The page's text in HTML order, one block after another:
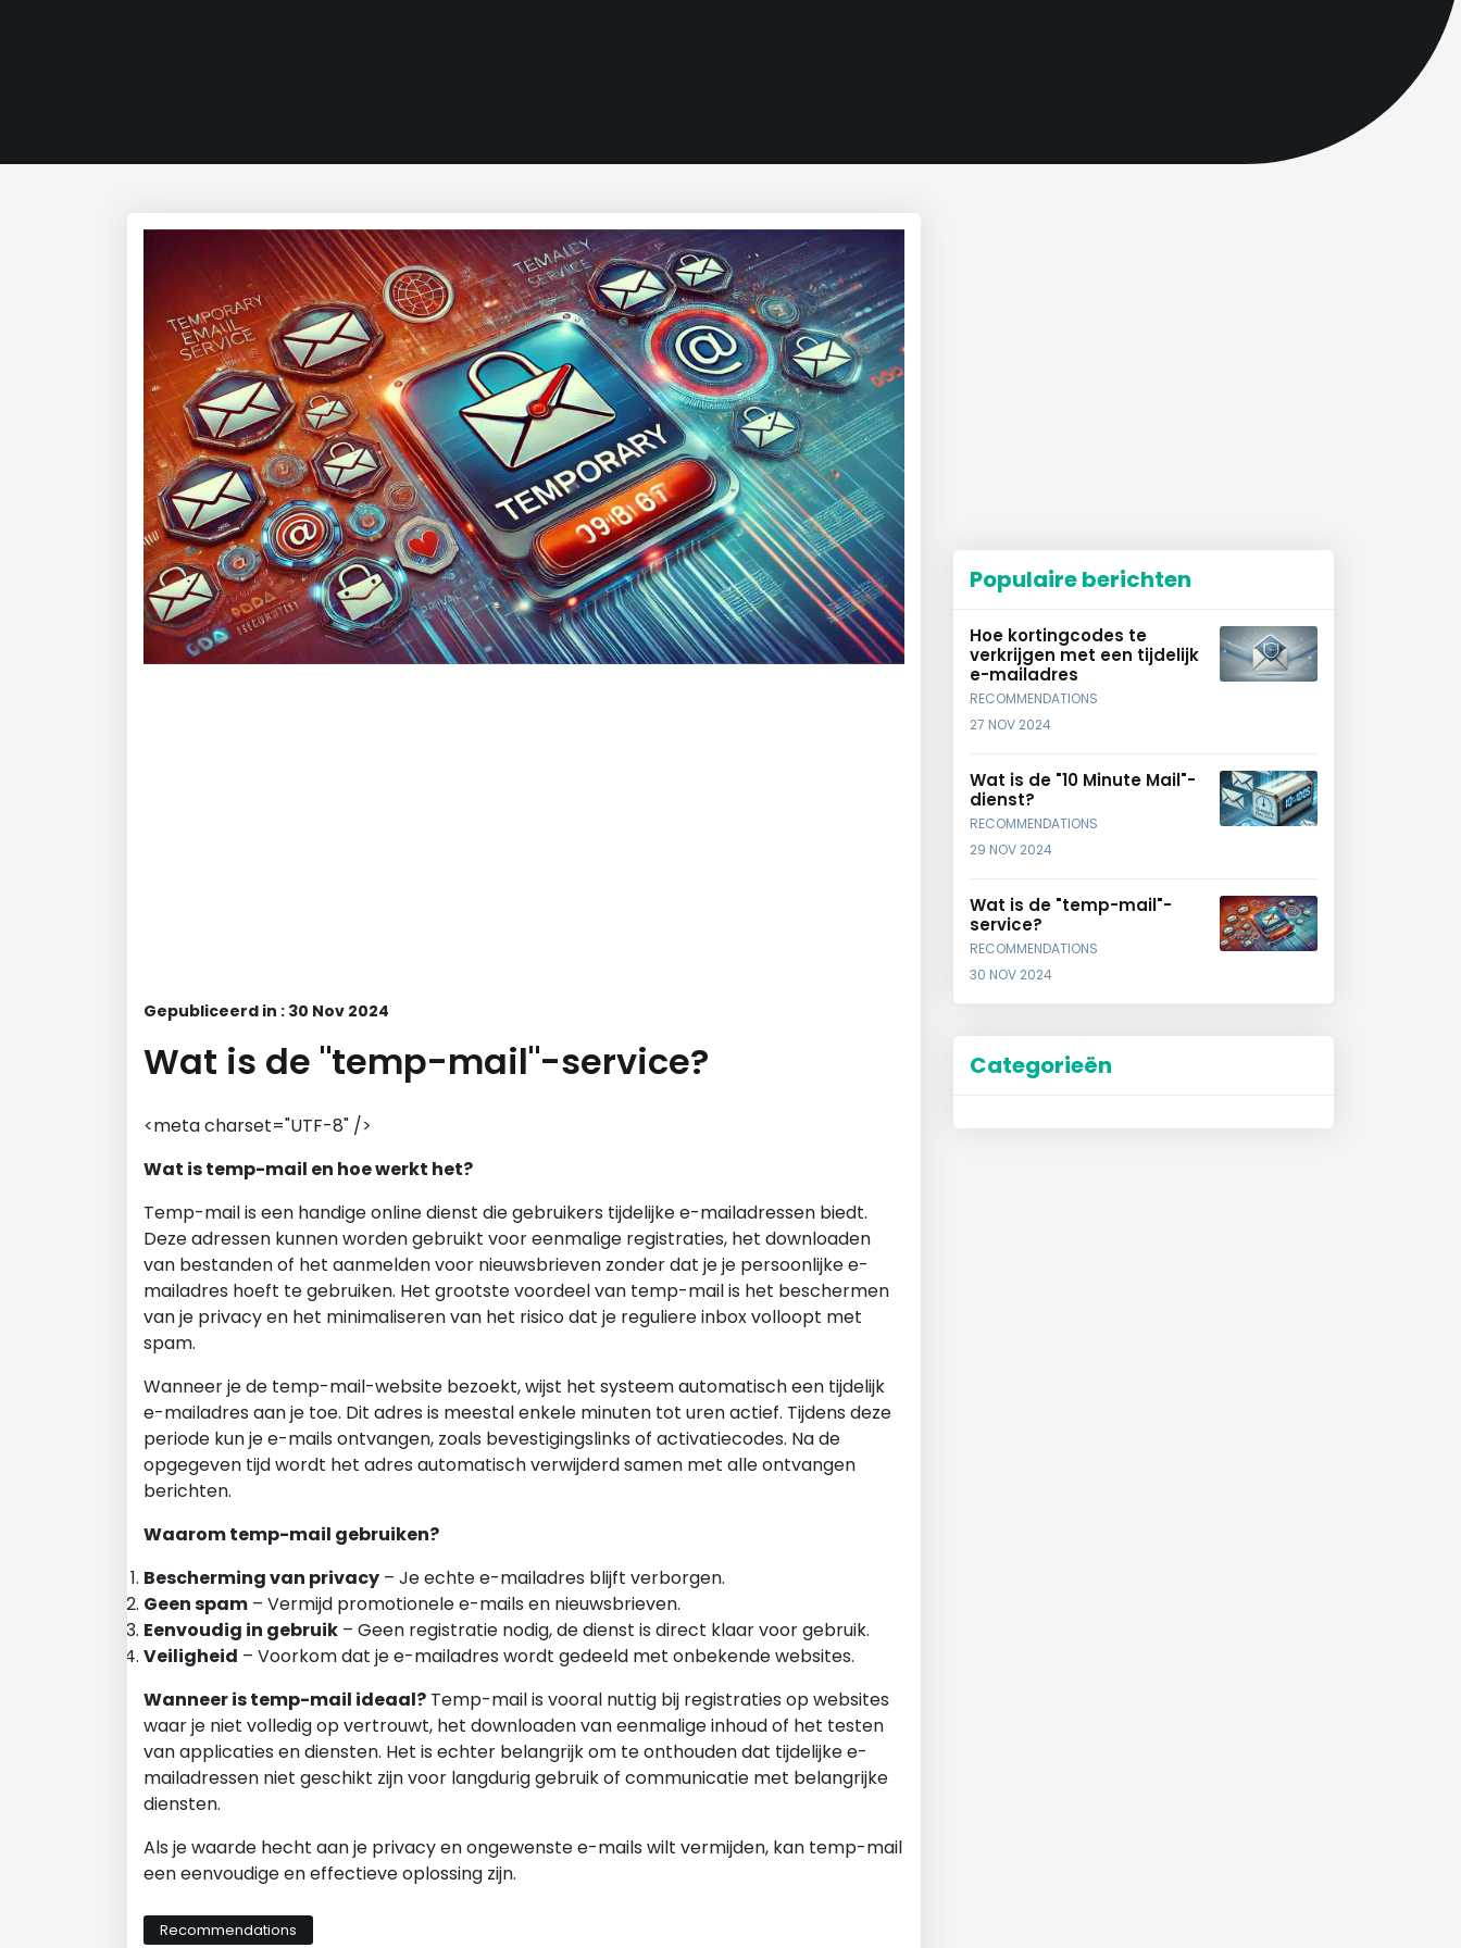
Gepubliceerd in : 30 Nov 2024
Wat is de "temp-mail"-service?
<meta charset="UTF-8" />
Wat is temp-mail en hoe werkt het?
Temp-mail is een handige online dienst die gebruikers tijdelijke e-mailadressen biedt.
Deze adressen kunnen worden gebruikt voor eenmalige registraties, het downloaden
van bestanden of het aanmelden voor nieuwsbrieven zonder dat je je persoonlijke e-
mailadres hoeft te gebruiken. Het grootste voordeel van temp-mail is het beschermen
van je privacy en het minimaliseren van het risico dat je reguliere inbox volloopt met
spam.
Wanneer je de temp-mail-website bezoekt, wijst het systeem automatisch een tijdelijk
e-mailadres aan je toe. Dit adres is meestal enkele minuten tot uren actief. Tijdens deze
periode kun je e-mails ontvangen, zoals bevestigingslinks of activatiecodes. Na de
opgegeven tijd wordt het adres automatisch verwijderd samen met alle ontvangen
berichten.
Waarom temp-mail gebruiken?
Bescherming van privacy – Je echte e-mailadres blijft verborgen.
Geen spam – Vermijd promotionele e-mails en nieuwsbrieven.
Eenvoudig in gebruik – Geen registratie nodig, de dienst is direct klaar voor gebruik.
Veiligheid – Voorkom dat je e-mailadres wordt gedeeld met onbekende websites.
Wanneer is temp-mail ideaal? Temp-mail is vooral nuttig bij registraties op websites
waar je niet volledig op vertrouwt, het downloaden van eenmalige inhoud of het testen
van applicaties en diensten. Het is echter belangrijk om te onthouden dat tijdelijke e-
mailadressen niet geschikt zijn voor langdurig gebruik of communicatie met belangrijke
diensten.
Als je waarde hecht aan je privacy en ongewenste e-mails wilt vermijden, kan temp-mail
een eenvoudige en effectieve oplossing zijn.
Recommendations
Populaire berichten
Hoe kortingcodes te
verkrijgen met een tijdelijk
e-mailadres
RECOMMENDATIONS
27 NOV 2024
Wat is de "10 Minute Mail"-
dienst?
RECOMMENDATIONS
29 NOV 2024
Wat is de "temp-mail"-
service?
RECOMMENDATIONS
30 NOV 2024
Categorieën